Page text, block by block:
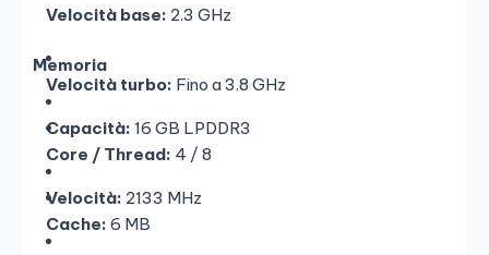
Velocità base: 2.3 GHz
Velocità turbo: Fino a 3.8 GHz
Core / Thread: 4 / 8
Cache: 6 MB
Memoria
Capacità: 16 GB LPDDR3
Velocità: 2133 MHz